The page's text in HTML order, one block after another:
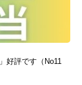
好評です（No11